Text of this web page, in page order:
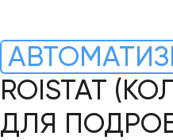
ROISTAT
ДЛЯ